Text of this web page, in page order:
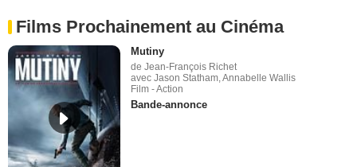
Films Prochainement au Cinéma
Mutiny
de Jean-François Richet
avec Jason Statham, Annabelle Wallis
Film - Action
Bande-annonce